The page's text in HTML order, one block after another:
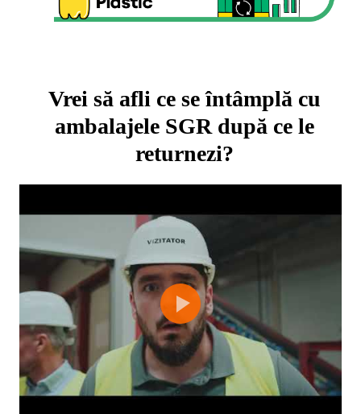
Vrei să afli ce se întâmplă cu
ambalajele SGR după ce le
returnezi?